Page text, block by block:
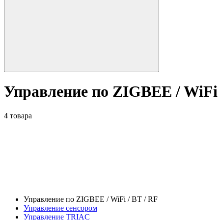
Управление по ZIGBEE /
4 товара
Управление по ZIGBEE / WiFi / BT / RF
Управление сенсором
Управление TRIAC